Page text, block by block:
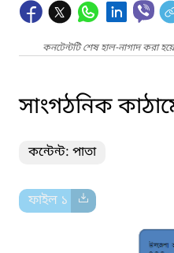
কনটেন্টটি শেষ হাল-নাগাদ করা
সাংগঠনিক
কন্টেন্ট: পাতা
ফাইল ১